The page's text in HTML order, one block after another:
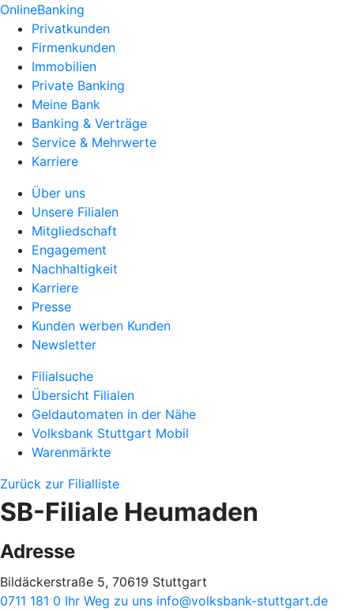
OnlineBanking
Privatkunden
Firmenkunden
Immobilien
Private Banking
Meine Bank
Banking & Verträge
Service & Mehrwerte
Karriere
Über uns
Unsere Filialen
Mitgliedschaft
Engagement
Nachhaltigkeit
Karriere
Presse
Kunden werben Kunden
Newsletter
Filialsuche
Übersicht Filialen
Geldautomaten in der Nähe
Volksbank Stuttgart Mobil
Warenmärkte
Zurück zur Filialliste
SB-Filiale Heumaden
Adresse
Bildäckerstraße 5, 70619 Stuttgart
0711 181 0 Ihr Weg zu uns info@volksbank-stuttgart.de